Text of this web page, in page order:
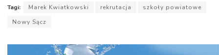
Tagi: Marek Kwiatkowski rekrutacja
szkoły powiatowe
Nowy Sącz